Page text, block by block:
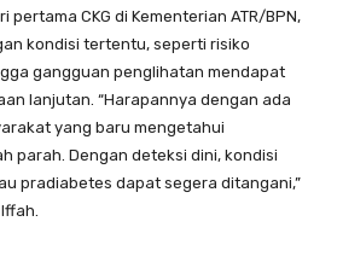
pertama CKG di Kementerian ATR/BPN,
kondisi tertentu, seperti risiko
gangguan penglihatan mendapat
lanjutan. “Harapannya dengan ada
yang baru mengetahui
parah. Dengan deteksi dini, kondisi
pradiabetes dapat segera ditangani,”